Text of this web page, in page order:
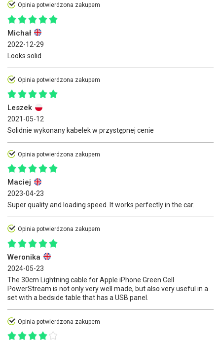
Opinia potwierdzona zakupem
Michał
2022-12-29
Looks solid
Opinia potwierdzona zakupem
Leszek
2021-05-12
Solidnie wykonany kabelek w przystępnej cenie
Opinia potwierdzona zakupem
Maciej
2023-04-23
Super quality and loading speed. It works perfectly in the car.
Opinia potwierdzona zakupem
Weronika
2024-05-23
The 30cm Lightning cable for Apple iPhone Green Cell
PowerStream is not only very well made, but also very useful in a
set with a bedside table that has a USB panel.
Opinia potwierdzona zakupem